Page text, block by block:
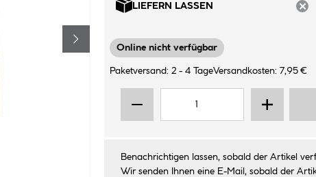
LIEFERN LASSEN
Online nicht verfügbar
Paketversand: 2 - 4 TageVersandkosten: 7,95 €
Benachrichtigen lassen, sobald der Artikel
Wir senden Ihnen eine E-Mail, sobald der